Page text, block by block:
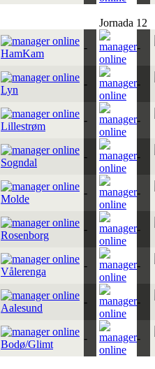
Jornada 12
HamKam
- -
Lyn
- -
Lillestrøm
- -
Sogndal
- -
Molde
- -
Rosenborg
- -
Vålerenga
- -
Aalesund
- -
Bodø/Glimt
- -